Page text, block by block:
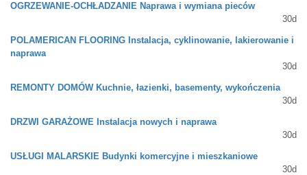
OGRZEWANIE-OCHŁADZANIE Naprawa i wymiana pieców
30d
POLAMERICAN FLOORING Instalacja, cyklinowanie, lakierowanie i
naprawa
30d
REMONTY DOMÓW Kuchnie, łazienki, basementy, wykończenia
30d
DRZWI GARAŻOWE Instalacja nowych i naprawa
30d
USŁUGI MALARSKIE Budynki komercyjne i mieszkaniowe
30d